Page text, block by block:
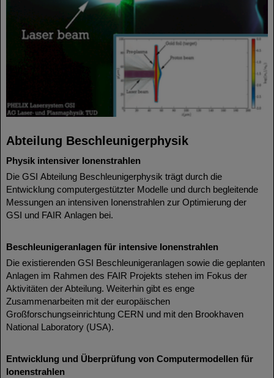
Abteilung Beschleunigerphysik
Physik intensiver Ionenstrahlen
Die GSI Abteilung Beschleunigerphysik trägt durch die
Entwicklung computergestützter Modelle und durch begleitende
Messungen an intensiven Ionenstrahlen zur Optimierung der
GSI und FAIR Anlagen bei.
Beschleunigeranlagen für intensive Ionenstrahlen
Die existierenden GSI Beschleunigeranlagen sowie die geplanten
Anlagen im Rahmen des FAIR Projekts stehen im Fokus der
Aktivitäten der Abteilung. Weiterhin gibt es enge
Zusammenarbeiten mit der europäischen
Großforschungseinrichtung CERN und mit den Brookhaven
National Laboratory (USA).
Entwicklung und Überprüfung von Computermodellen für
Ionenstrahlen